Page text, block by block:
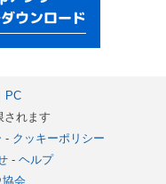
PC
れます
- クッキーポリシー
- ヘルプ
協会